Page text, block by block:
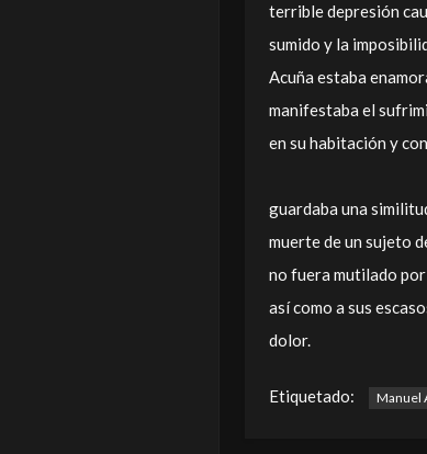
terrible depresión
sumido y la
Acuña estaba
manifestaba el
en su habitación y
guardaba una
muerte de un sujeto
no fuera mutilado
así como a sus
dolor.
Etiquetado: Manuel